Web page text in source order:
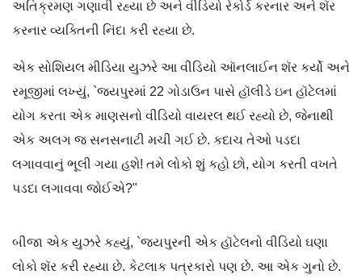
અતિક્રમણ ગણાવી રહ્યા છે અને વીડિયો રેકોર્ડ કરનાર અને શૅર
કરનાર વ્યક્તિની નિંદા કરી રહ્યા છે.
એક સોશિયલ મીડિયા યુઝરે આ વીડિયો ઑનલાઈન શૅર કર્યો અને
રમૂજીમાં લખ્યું, `જયપુરમાં 22 ગોડાઉન પાસે હૉલીડે ઇન હૉટેલમાં
યોગ કરતા એક માણસનો વીડિયો વાયરલ થઈ રહ્યો છે, જેનાથી
એક અલગ જ સનસનાટી મચી ગઈ છે. કદાચ તેઓ પડદા
લગાવવાનું ભૂલી ગયા હશે! તમે લોકો શું કહો છો, યોગ કરતી વખતે
પડદા લગાવવા જોઈએ?"
બીજા એક યુઝરે કહ્યું, `જયપુરની એક હૉટેલનો વીડિયો ઘણા
લોકો શૅર કરી રહ્યા છે. કેટલાક પત્રકારો પણ છે. આ એક ગુનો છે.